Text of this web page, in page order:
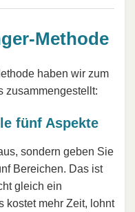
Methode
haben wir zum
zusammengestellt:
fünf Aspekte
sondern geben Sie
Bereichen. Das ist
gleich ein
kostet mehr Zeit, lohnt